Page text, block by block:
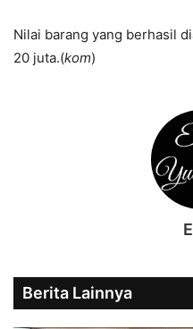
Nilai barang yang berhasil
20 juta.(kom)
Berita Lainnya